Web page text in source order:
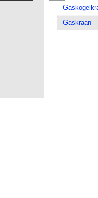
Gaskraan